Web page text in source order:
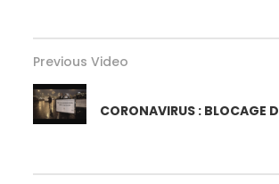
Previous Video
CORONAVIRUS : BLOCAGE